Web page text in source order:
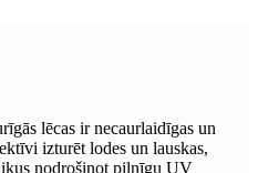
lēcas ir necaurlaidīgas un
izturēt lodes un lauskas,
nodrošinot pilnīgu UV